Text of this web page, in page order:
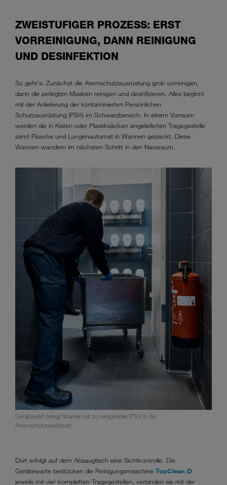
ZWEISTUFIGER PROZESS: ERST
VORREINIGUNG, DANN REINIGUNG
UND DESINFEKTION
So geht’s: Zunächst die Atemschutzausrüstung grob vorreinigen,
dann die zerlegten Masken reinigen und desinfizieren. Alles beginnt
mit der Anlieferung der kontaminierten Persönlichen
Schutzausrüstung (PSA) im Schwarzbereich. In einem Vorraum
werden die in Kisten oder Plastiksäcken angelieferten Tragegestelle
samt Flasche und Lungenautomat in Wannen gepackt. Diese
Wannen wandern im nächsten Schritt in den Nassraum.
Gerätewart bringt Wanne mit zu reinigender PSA in die
Atemschutzwerkstatt
Dort erfolgt auf dem Absaugtisch eine Sichtkontrolle. Die
Gerätewarte bestücken die Reinigungsmaschine TopClean D
jeweils mit vier kompletten Tragegestellen, verbinden sie mit der